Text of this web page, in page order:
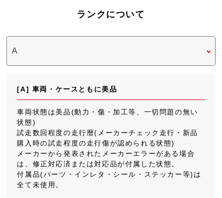
ランクについて
[A] 車両・ケースともに美品
車両状態は美品(動力・傷・加工等、一切問題の無い
状態)
試走数回程度の走行暦(メーカーチェック走行・新品
購入時の試走程度の走行傷が認められる状態)
メーカーから発表されたメーカーエラーがある場合
は、修正対応済または対応品が付属した状態。
付属品(パーツ・インレタ・シール・ステッカー等)は
全て未使用。